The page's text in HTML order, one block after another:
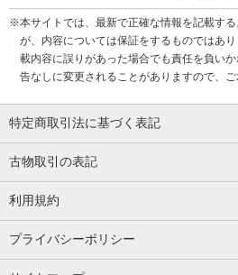
※本サイトでは、最新で正確な情報を記載す
が、内容については保証をするものではあ
載内容に誤りがあった場合でも責任を負い
告なしに変更されることがありますので、ご
特定商取引法に基づく表記
古物取引の表記
利用規約
プライバシーポリシー